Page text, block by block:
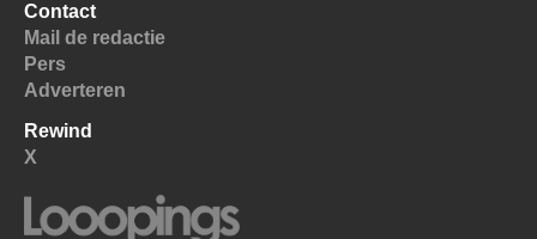
Contact
Mail de redactie
Pers
Adverteren
Rewind
X